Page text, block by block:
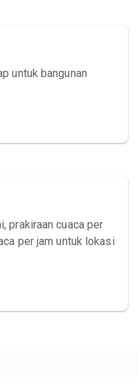
untuk bangunan
prakiraan cuaca per
per jam untuk lokasi